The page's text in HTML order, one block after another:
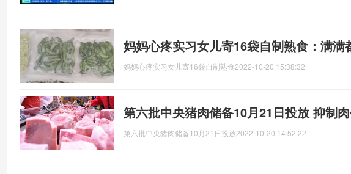
妈妈心疼实习女儿寄16袋自制熟食：满满
妈妈心疼实习女儿寄16袋自制熟食2022-10-20 15:38:32
第六批中央猪肉储备10月21日投放 抑制
第六批中央猪肉储备10月21日投放2022-10-20 14:52:22